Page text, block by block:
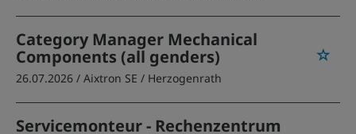
Category Manager Mechanical
Components (all genders)
26.07.2026 / Aixtron SE / Herzogenrath
Servicemonteur - Rechenzentrum